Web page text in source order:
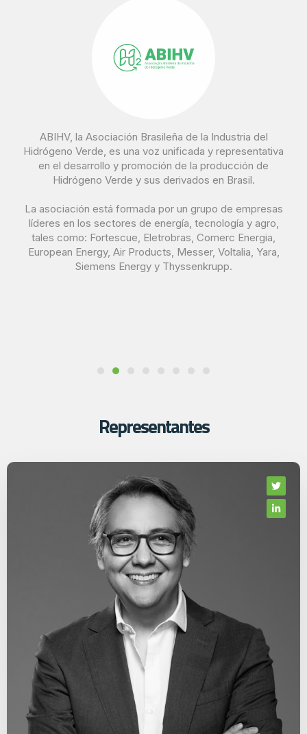
ABIHV, la Asociación Brasileña de la Industria del
Hidrógeno Verde, es una voz unificada y representativa
en el desarrollo y promoción de la producción de
Hidrógeno Verde y sus derivados en Brasil.
La asociación está formada por un grupo de empresas
líderes en los sectores de energía, tecnología y agro,
tales como: Fortescue, Eletrobras, Comerc Energia,
European Energy, Air Products, Messer, Voltalia, Yara,
Siemens Energy y Thyssenkrupp.
Representantes